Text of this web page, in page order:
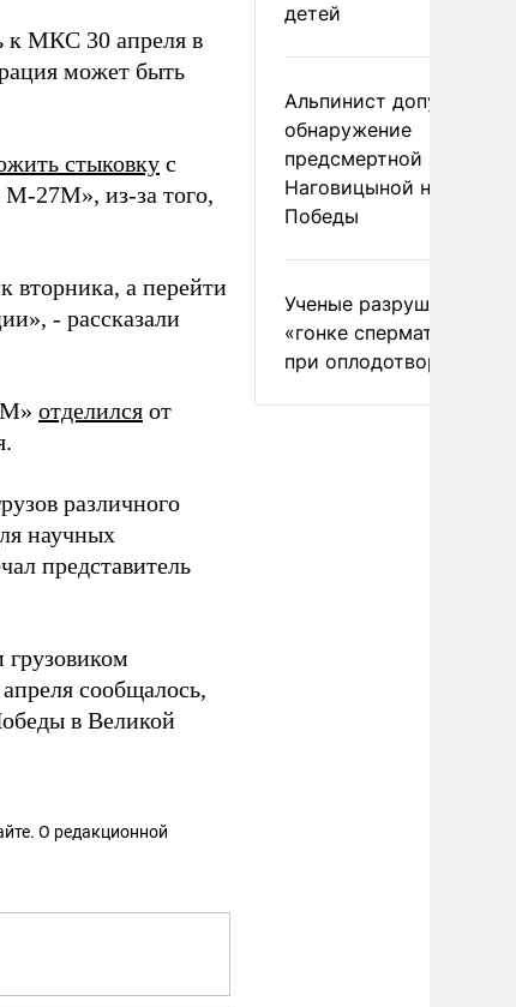
к МКС 30 апреля в
может быть
стыковку с
М-27М», из-за того,
вторника, а перейти
- рассказали
отделился от
различного
научных
представитель
сообщалось,
в Великой
О редакционной
детей
Альпинист допустил
обнаружение
предсмертной записки
Наговицыной на пике
Победы
Ученые разрушили миф
«гонке
при оплодотворении